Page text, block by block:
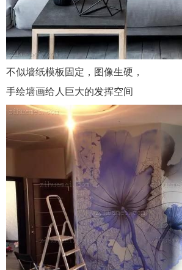
不似墙纸模板固定，图像生硬，
手绘墙画给人巨大的发挥空间